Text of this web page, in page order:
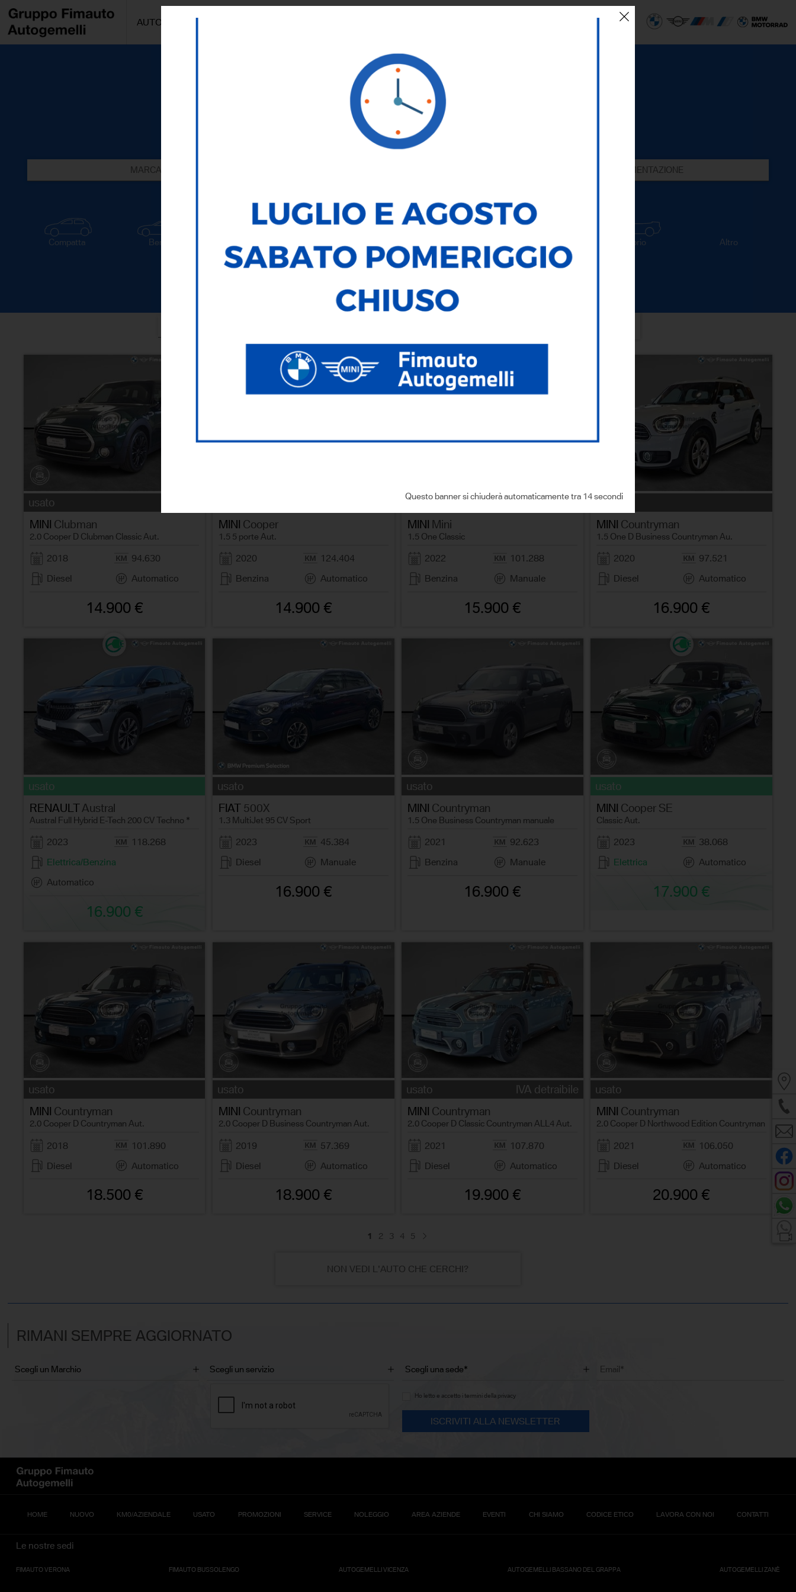
Questo banner si chiuderà automaticamente tra 13 secondi
AUTO/MOTO
AUTO
NUOVO SEMESTRALE
MARCA ALIMENTAZIONE
Ricerca testuale
Ricerca avanzata
usato
MINI Clubman
2.0 Cooper D Clubman Classic Aut.
2018
94.630
Diesel
Automatico
14.900 €
MINI Cooper
1.5 5 porte Aut.
2020
124.404
Benzina
Automatico
14.900 €
usato
IVA detraibile
MINI Mini
1.5 One Classic
2022
101.288
Benzina
Manuale
15.900 €
usato
MINI Countryman
1.5 One D Business Countryman Au.
2020
97.521
Diesel
Automatico
16.900 €
usato
RENAULTAustral
Austral Full Hybrid E-Tech 200 CV Techno *
2023
118.268
Elettrica/Benzina
Automatico
16.900 €
usato
FIAT 500X
1.3 MultiJet 95 CV Sport
2023
45.384
Diesel
Manuale
16.900 €
usato
MINI Countryman
1.5 One Business Countryman manuale
2021
92.623
Benzina
Manuale
16.900 €
usato
MINI Cooper SE
Classic Aut.
2023
38.068
Elettrica
Automatico
17.900 €
usato
MINI Countryman
2.0 Cooper D Countryman Aut.
2018
101.890
Diesel
Automatico
18.500 €
usato
MINI Countryman
2.0 Cooper D Business Countryman Aut.
2019
57.369
Diesel
Automatico
18.900 €
usato
IVA detraibile
MINI Countryman
2.0 Cooper D Classic Countryman ALL4 Aut.
2021
107.870
Diesel
Automatico
19.900 €
usato
MINI Countryman
2.0 Cooper D Northwood Edition Countryman
2021
106.050
Diesel
Automatico
20.900 €
1 2 3 4 5
NON VEDI L'AUTO CHE CERCHI?
RIMANI SEMPRE AGGIORNATO
Ho letto e accetto i termini della privacy
HOME NUOVO KM0/AZIENDALE USATO PROMOZIONI SERVICE NOLEGGIO AREA AZIENDE EVENTI CHI SIAMO CODICE ETICO LAVORA CON NOI CONTATTI
Le nostre sedi
FIMAUTO VERONA FIMAUTO BUSSOLENGO AUTOGEMELLI VICENZA AUTOGEMELLI BASSANO DEL GRAPPA AUTOGEMELLI ZANÈ